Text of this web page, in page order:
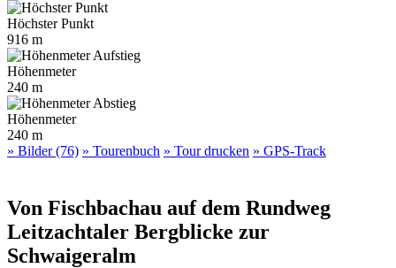
Höchster Punkt
916 m
Höhenmeter
240 m
Höhenmeter
240 m
» Bilder (76) » Tourenbuch » Tour drucken » GPS-Track
Von Fischbachau auf dem Rundweg
Leitzachtaler Bergblicke zur
Schwaigeralm